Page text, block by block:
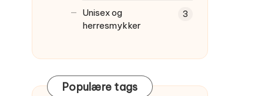
Unisex og
herresmykker
3
Populære tags